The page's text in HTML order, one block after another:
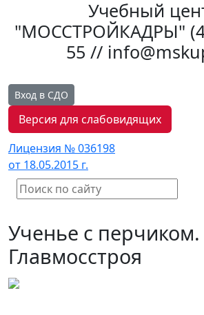
Учебный
"МОССТРОЙКАДРЫ"
55 //
Вход в СДО
Версия для слабовидящих
Лицензия № 036198
от 18.05.2015 г.
Ученье с перчиком.
Главмосстроя